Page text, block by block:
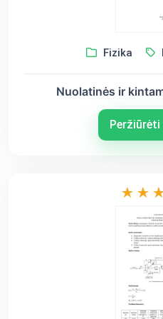
Fizika
Nuolatinės ir
Peržiūrėti